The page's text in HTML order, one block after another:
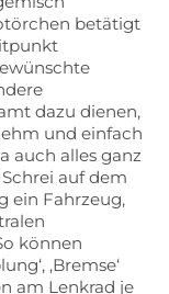
betätigt
dazu dienen,
und einfach
auch alles ganz
auf dem
ein Fahrzeug,
können
‚Bremse‘
am Lenkrad je